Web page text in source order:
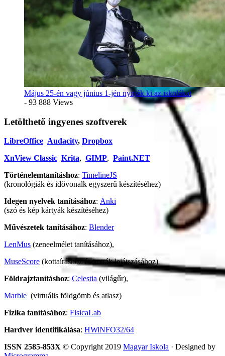
Május 25-én vagy június 1-jén nyitják ki az iskolákat
- 93 888 Views
Letölthető ingyenes szoftverek
LibreOffice Audacity, Dropbox
XnView Classic Krita, GIMP, Paint.NET
Történelemtanításhoz: TimelineJS
(kronológiák és idővonalk egyszerű készítéséhez)
Idegen nyelvek tanításához: Anki
(szó és kép kártyák készítéséhez)
Művészetek tanításához: Blender
LenMus (zeneelmélet tanításához),
MuseScore (kottaíráshoz és kották lejátszásához)
Földrajztanításhoz: Celestia (világűr),
Marble (virtuális földgömb és atlasz)
Fizika tanításához: FisicaLab
Hardver identifikálása: HWiNFO32/64
ISSN 2585-853X © Copyright 2019 Magyar Iskola · Designed by